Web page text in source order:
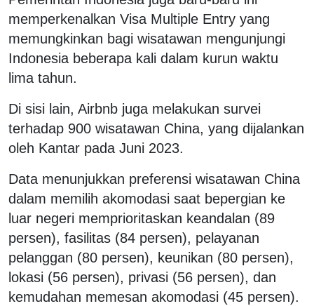
memperkenalkan Visa Multiple Entry yang
memungkinkan bagi wisatawan mengunjungi
Indonesia beberapa kali dalam kurun waktu
lima tahun.
Di sisi lain, Airbnb juga melakukan survei
terhadap 900 wisatawan China, yang dijalankan
oleh Kantar pada Juni 2023.
Data menunjukkan preferensi wisatawan China
dalam memilih akomodasi saat bepergian ke
luar negeri memprioritaskan keandalan (89
persen), fasilitas (84 persen), pelayanan
pelanggan (80 persen), keunikan (80 persen),
lokasi (56 persen), privasi (56 persen), dan
kemudahan memesan akomodasi (45 persen).